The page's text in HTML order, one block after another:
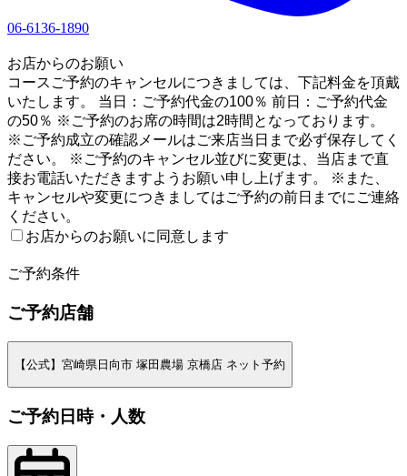
06-6136-1890
お店からのお願い
コースご予約のキャンセルにつきましては、下記料金を頂戴
いたします。 当日：ご予約代金の100％ 前日：ご予約代金
の50％ ※ご予約のお席の時間は2時間となっております。
※ご予約成立の確認メールはご来店当日まで必ず保存してく
ださい。 ※ご予約のキャンセル並びに変更は、当店まで直
接お電話いただきますようお願い申し上げます。 ※また、
キャンセルや変更につきましてはご予約の前日までにご連絡
ください。
お店からのお願いに同意します
ご予約条件
ご予約店舗
【公式】宮崎県日向市 塚田農場 京橋店 ネット予約
ご予約日時・人数